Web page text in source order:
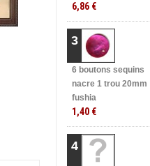
6,86 €
3
6 boutons sequins
nacre 1 trou 20mm
fushia
1,40 €
4